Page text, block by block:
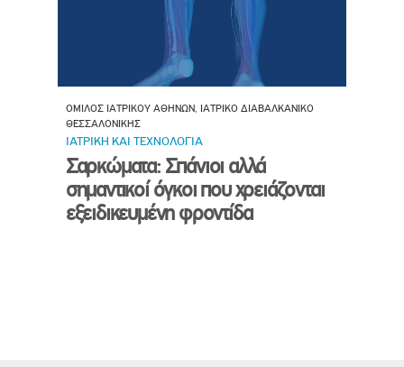
ΟΜΙΛΟΣ ΙΑΤΡΙΚΟΥ ΑΘΗΝΩΝ, ΙΑΤΡΙΚΟ ΔΙΑΒΑΛΚΑΝΙΚΟ
ΘΕΣΣΑΛΟΝΙΚΗΣ
ΙΑΤΡΙΚΗ ΚΑΙ ΤΕΧΝΟΛΟΓΙΑ
Σαρκώματα: Σπάνιοι αλλά
σημαντικοί όγκοι που χρειάζονται
εξειδικευμένη φροντίδα